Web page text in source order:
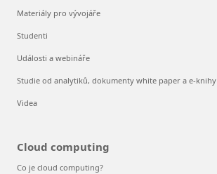
Materiály pro vývojáře
Studenti
Události a webináře
Studie od analytiků, dokumenty white paper a e-knihy
Videa
Cloud computing
Co je cloud computing?